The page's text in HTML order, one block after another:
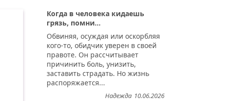
Когда в человека кидаешь
грязь, помни...
Обвиняя, осуждая или оскорбляя
кого-то, обидчик уверен в своей
правоте. Он рассчитывает
причинить боль, унизить,
заставить страдать. Но жизнь
распоряжается...
10.06.2026
Надежда